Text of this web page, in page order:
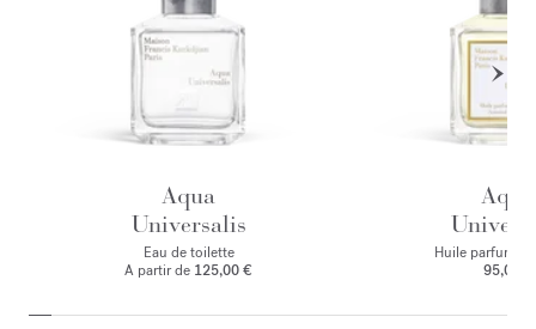
Aqua
Universalis
Eau de toilette
A partir de 125,00 €
Aqua
Huile
95,00 €